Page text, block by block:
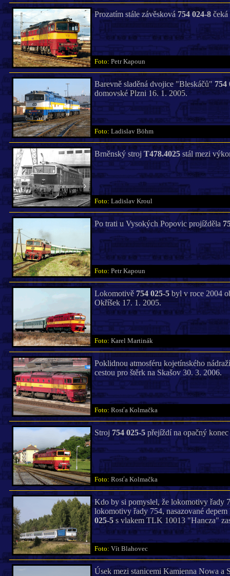
Prozatím stále závěsková754 024-8čeká
Foto: Petr Kapoun
Barevně sladěná dvojice "Bleskáčů" 754
domovské Plzni 16. 1. 2005.
Foto: Ladislav Böhm
Brněnský stroj T478.4025stál mezi
Foto: Ladislav Kroul
Po trati u Vysokých Popovic projížděla
Foto: Petr Kapoun
Lokomotivě 754 025-5byl v roce 2004
Okříšek 17. 1. 2005.
Foto: Karel Martinák
Poklidnou atmosféru kojetínského
cestou pro štěrk na Skašov 30. 3. 2006.
Foto: Rosťa Kolmačka
Stroj 754 025-5přejíždí na opačný
Foto: Rosťa Kolmačka
Kdo by si pomyslel, že lokomotivy řady
lokomotivy řady 754, nasazované
025-5s vlakem TLK 10013 "Hancza"
Foto: Vít Blahovec
Úsek mezi stanicemi Kamienna Nowa a